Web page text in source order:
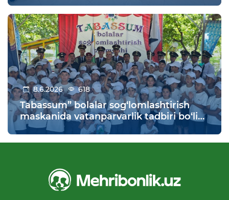
8.6.2026 618
Tabassum” bolalar sog‘lomlashtirish
maskanida vatanparvarlik tadbiri bo‘lib
o‘tdi